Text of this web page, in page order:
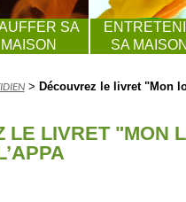
SA
MAISON
SA MAISON
> Découvrez le livret "Mon
LE LIVRET "MON